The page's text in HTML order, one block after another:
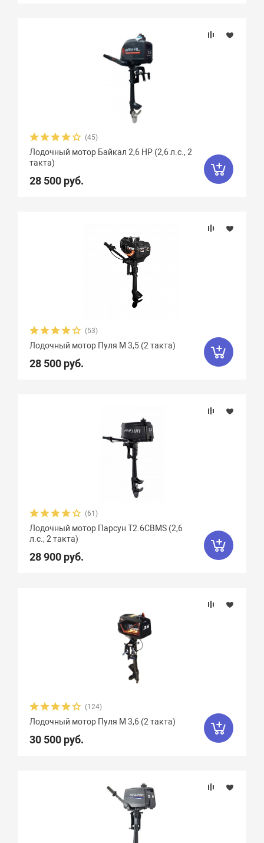
(45)
Лодочный мотор Байкал 2,6 HP (2,6 л.с., 2
такта)
28 500 руб.
(53)
Лодочный мотор Пуля М 3,5 (2 такта)
28 500 руб.
(61)
Лодочный мотор Парсун Т2.6СBMS (2,6
л.с., 2 такта)
28 900 руб.
(124)
Лодочный мотор Пуля М 3,6 (2 такта)
30 500 руб.